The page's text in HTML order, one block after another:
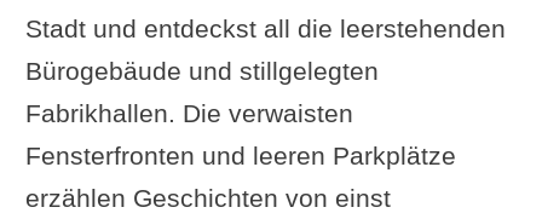
Stadt und entdeckst all die leerstehenden
Bürogebäude und stillgelegten
Fabrikhallen. Die verwaisten
Fensterfronten und leeren Parkplätze
erzählen Geschichten von einst